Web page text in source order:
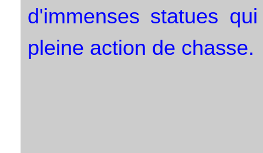
d'immenses statues
pleine action de chasse.